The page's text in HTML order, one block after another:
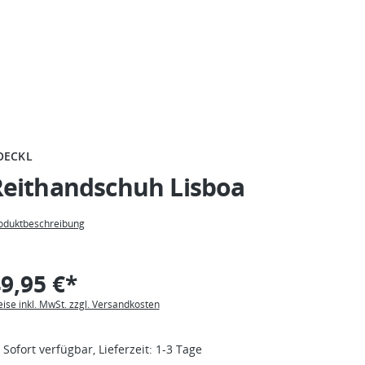
Lisboa
€*
inkl. MwSt. zzgl. Versandkosten
Sofort verfügbar, Lieferzeit: 1-3 Tage